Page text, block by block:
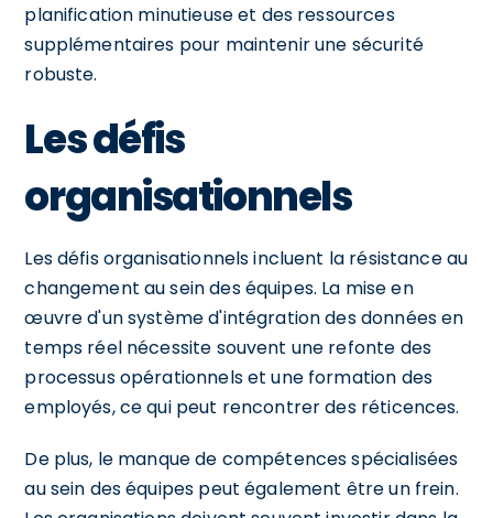
planification minutieuse et des ressources
supplémentaires pour maintenir une sécurité
robuste.
Les défis
organisationnels
Les défis organisationnels incluent la résistance au
changement au sein des équipes. La mise en
œuvre d'un système d'intégration des données en
temps réel nécessite souvent une refonte des
processus opérationnels et une formation des
employés, ce qui peut rencontrer des réticences.
De plus, le manque de compétences spécialisées
au sein des équipes peut également être un frein.